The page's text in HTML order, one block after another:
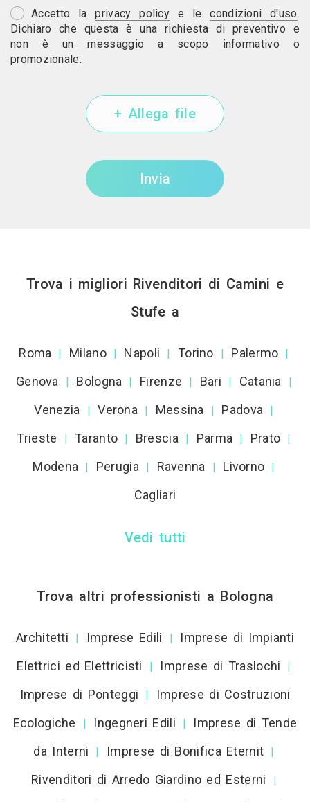
Accetto laprivacy policy e lecondizioni d'uso.
Dichiaro che questa è una richiesta di preventivo e
non è un messaggio a scopo informativo o
promozionale.
+ Allega file
Invia
Trova i migliori Rivenditori di Camini e
Stufe a
Roma | Milano | Napoli | Torino | Palermo |
Genova | Bologna | Firenze | Bari | Catania |
Venezia | Verona | Messina | Padova |
Trieste | Taranto | Brescia | Parma | Prato |
Modena | Perugia | Ravenna | Livorno |
Cagliari
Vedi tutti
Trova altri professionisti a Bologna
Architetti | Imprese Edili |
Imprese di Impianti
Elettrici ed Elettricisti
| Imprese di Traslochi |
Imprese di Ponteggi |
Imprese di Costruzioni
Ecologiche
| Ingegneri Edili |
Imprese di Tende
da Interni
| Imprese di Bonifica Eternit |
Rivenditori di Arredo Giardino ed Esterni |